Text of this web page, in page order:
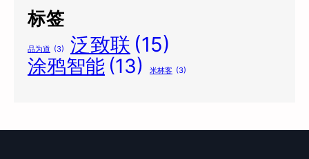
标签
品为道 (3) 泛致联 (15)
涂鸦智能 (13) 米林客 (3)